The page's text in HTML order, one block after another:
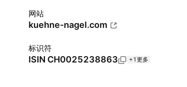
网站
kuehne-nagel.com
标识符
ISIN CH0025238863 +1更多